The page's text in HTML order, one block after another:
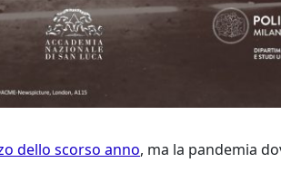
dello scorso anno, ma la pandemia